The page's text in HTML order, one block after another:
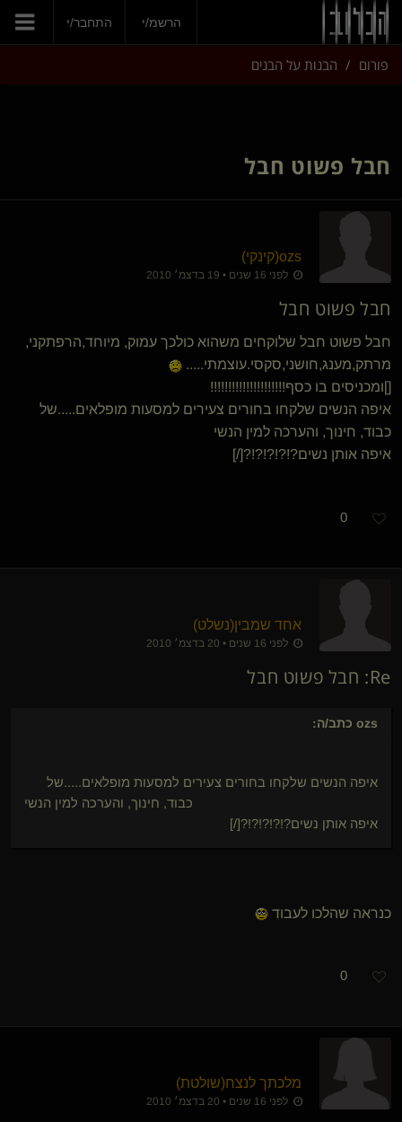
הצטרפי עכשיו
הרשמ/י התחבר/י
פורום הבנות על הבנים
חבל פשוט חבל
ozs​(קינקי)
לפני 16 שנים • 19 בדצמ׳ 2010
חבל פשוט חבל
חבל פשוט חבל שלוקחים משהוא כולכך עמוק, מיוחד,הרפתקני,
מרתק,מענג,חושני,סקסי.עוצמתי.....
[]ומכניסים בו כסף!!!!!!!!!!!!!!!!!!!!!
איפה הנשים שלקחו בחורים צעירים למסעות מופלאים.....של
כבוד, חינוך, והערכה למין הנשי
איפה אותן נשים?!?!?!?!?[/]
0
אחד שמבין​(נשלט)
לפני 16 שנים • 20 בדצמ׳ 2010
Re: חבל פשוט חבל
ozs כתב/ה:
איפה הנשים שלקחו בחורים צעירים למסעות מופלאים.....של
כבוד, חינוך, והערכה למין הנשי
איפה אותן נשים?!?!?!?!?[/]
כנראה שהלכו לעבוד
0
מלכתך לנצח​(שולטת)
לפני 16 שנים • 20 בדצמ׳ 2010